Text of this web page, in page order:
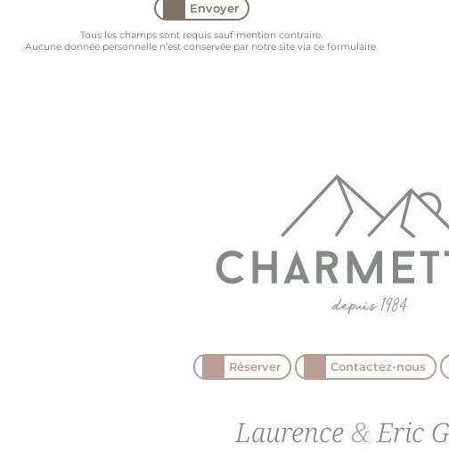
Envoyer
Tous les champs sont requis sauf mention contraire.
Aucune donnée personnelle n’est conservée par notre site via ce formulaire.
Réserver Contactez-nous
Laurence&Eric